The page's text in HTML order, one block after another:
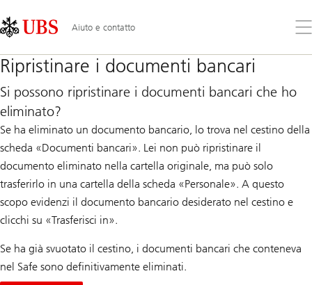
Links
Area
Aiuto e contatto
il
Ripristinare i documenti bancari
Si possono ripristinare i documenti bancari che ho
eliminato?
Se ha eliminato un documento bancario, lo trova nel cestino della
scheda «Documenti bancari». Lei non può ripristinare il
documento eliminato nella cartella originale, ma può solo
trasferirlo in una cartella della scheda «Personale». A questo
scopo evidenzi il documento bancario desiderato nel cestino e
clicchi su «Trasferisci in».
Se ha già svuotato il cestino, i documenti bancari che conteneva
nel Safe sono definitivamente eliminati.